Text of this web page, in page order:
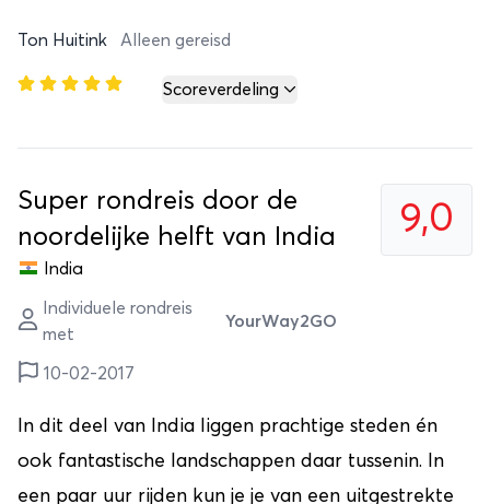
Ton Huitink Alleen gereisd
Scoreverdeling
9,0
Super rondreis door de
noordelijke helft van India
India
Individuele rondreis
met
YourWay2GO
10-02-2017
In dit deel van India liggen prachtige steden én
ook fantastische landschappen daar tussenin. In
een paar uur rijden kun je je van een uitgestrekte